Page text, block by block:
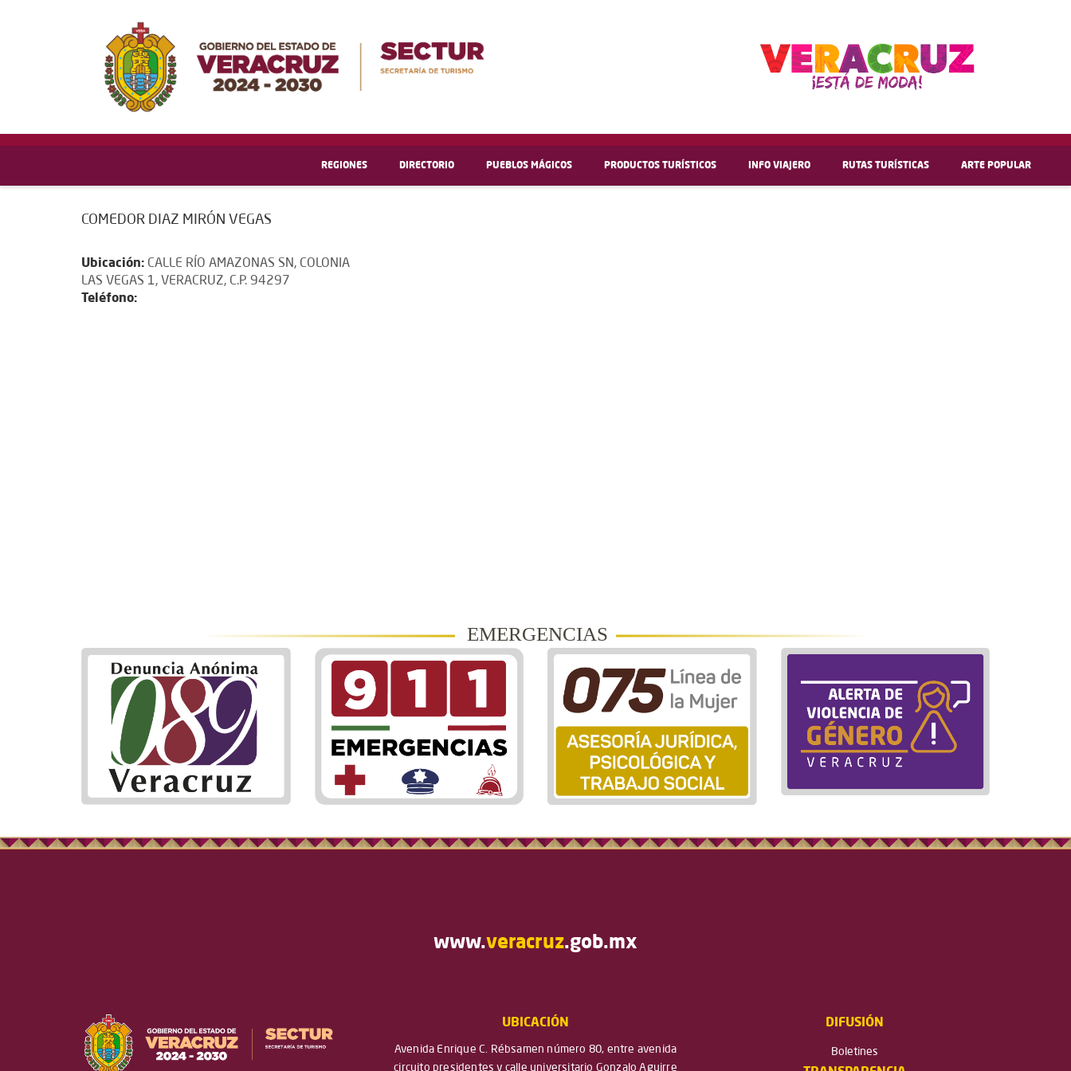
REGIONES DIRECTORIO PUEBLOS MÁGICOS PRODUCTOS TURÍSTICOS INFO VIAJERO RUTAS TURÍSTICAS ARTE POPULAR
COMEDOR DIAZ MIRÓN VEGAS
Ubicación: CALLE RÍO AMAZONAS SN, COLONIA
LAS VEGAS 1, VERACRUZ, C.P. 94297
Teléfono:
EMERGENCIAS
www.veracruz.gob.mx
UBICACIÓN
Avenida Enrique C. Rébsamen número 80, entre avenida
circuito presidentes y calle universitario Gonzalo Aguirre
DIFUSIÓN
Boletines